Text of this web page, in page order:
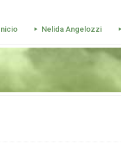
Nelida Angelozzi